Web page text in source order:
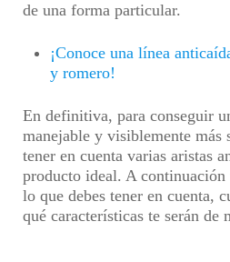
de una forma particular.
¡Conoce una línea
y romero!
En definitiva, para conseguir
manejable y visiblemente más
tener en cuenta varias aristas
producto ideal. A continuación
lo que debes tener en cuenta,
qué características te serán de